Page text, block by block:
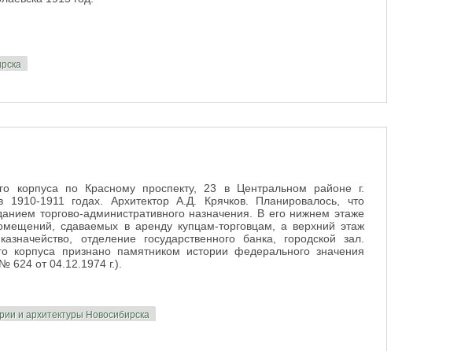
корпуса по Красному проспекту, 23 в Центральном районе г.
1910-1911 годах. Архитектор А.Д. Крячков. Планировалось, что
торгово-административного назначения. В его нижнем этаже
сдаваемых в аренду купцам-торговцам, а верхний этаж
отделение государственного банка, городской зал.
корпуса признано памятником истории федерального значения
от 04.12.1974 г.).
и архитектуры Новосибирска